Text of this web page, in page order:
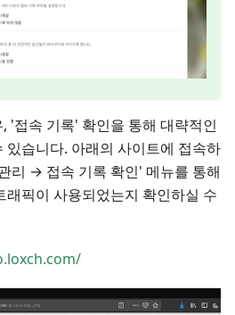
'접속 기록' 확인을 통해 대략적인
있습니다. 아래의 사이트에 접속하
리 → 접속 기록 확인' 메뉴를 통해
래픽이 사용되었는지 확인하실 수